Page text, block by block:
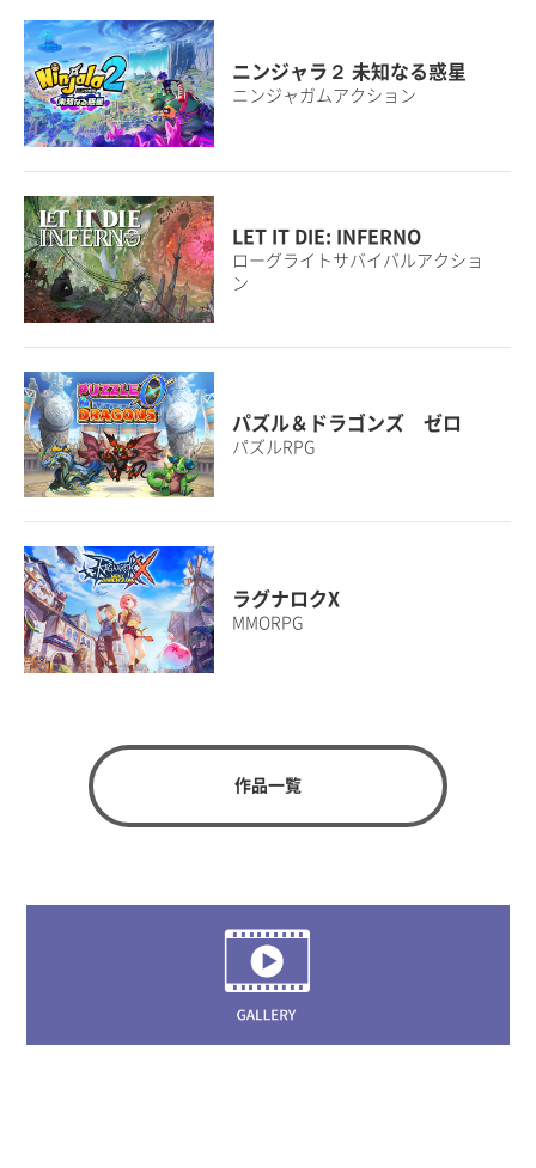
ニンジャラ２ 未知なる惑星
ニンジャガムアクション
LET IT DIE: INFERNO
ローグライトサバイバルアクショ
ン
パズル＆ドラゴンズ ゼロ
パズルRPG
ラグナロクX
MMORPG
作品一覧